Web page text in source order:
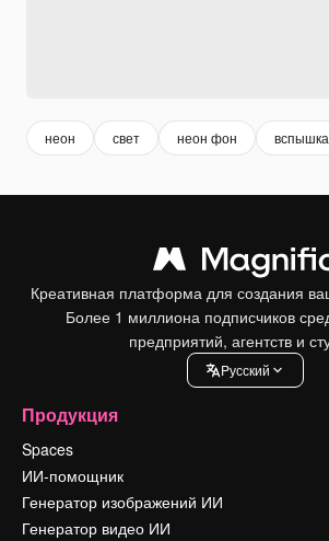
неон свет неон фон
Креативная платформа для создания
Более 1 миллиона подписчиков
предприятий, агентств и
Pусский
Продукция
Spaces
ИИ-помощник
Генератор изображений ИИ
Генератор видео ИИ